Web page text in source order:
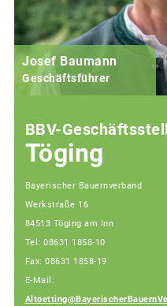
Josef Baumann
Geschäftsführer
BBV-
Töging
Bayerischer Bauernverband
Werkstraße 16
84513 Töging am Inn
Tel: 08631 1858-10
Fax: 08631 1858-19
E-Mail: